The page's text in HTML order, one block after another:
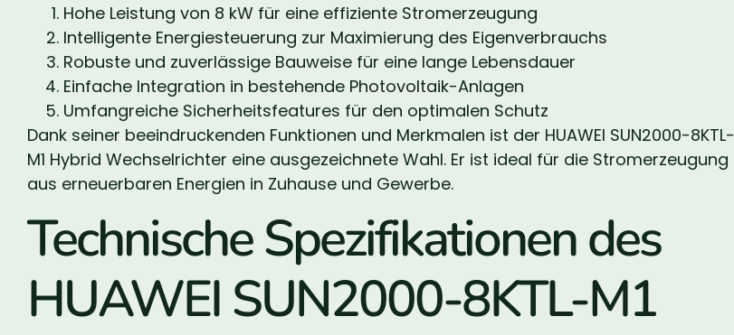
Hohe Leistung von 8 kW für eine effiziente Stromerzeugung
Intelligente Energiesteuerung zur Maximierung des Eigenverbrauchs
Robuste und zuverlässige Bauweise für eine lange Lebensdauer
Einfache Integration in bestehende Photovoltaik-Anlagen
Umfangreiche Sicherheitsfeatures für den optimalen Schutz
Dank seiner beeindruckenden Funktionen und Merkmalen ist der HUAWEI SUN2000-8KTL-
M1 Hybrid Wechselrichter eine ausgezeichnete Wahl. Er ist ideal für die Stromerzeugung
aus erneuerbaren Energien in Zuhause und Gewerbe.
Technische Spezifikationen des
HUAWEI SUN2000-8KTL-M1